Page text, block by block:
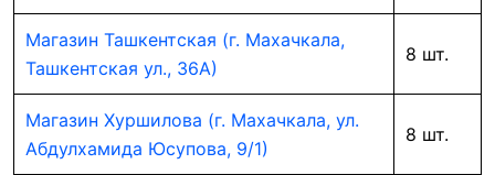
Магазин Ташкентская (г. Махачкала,
Ташкентская ул., 36А)
8 шт.
Магазин Хуршилова (г. Махачкала, ул.
Абдулхамида Юсупова, 9/1)
8 шт.